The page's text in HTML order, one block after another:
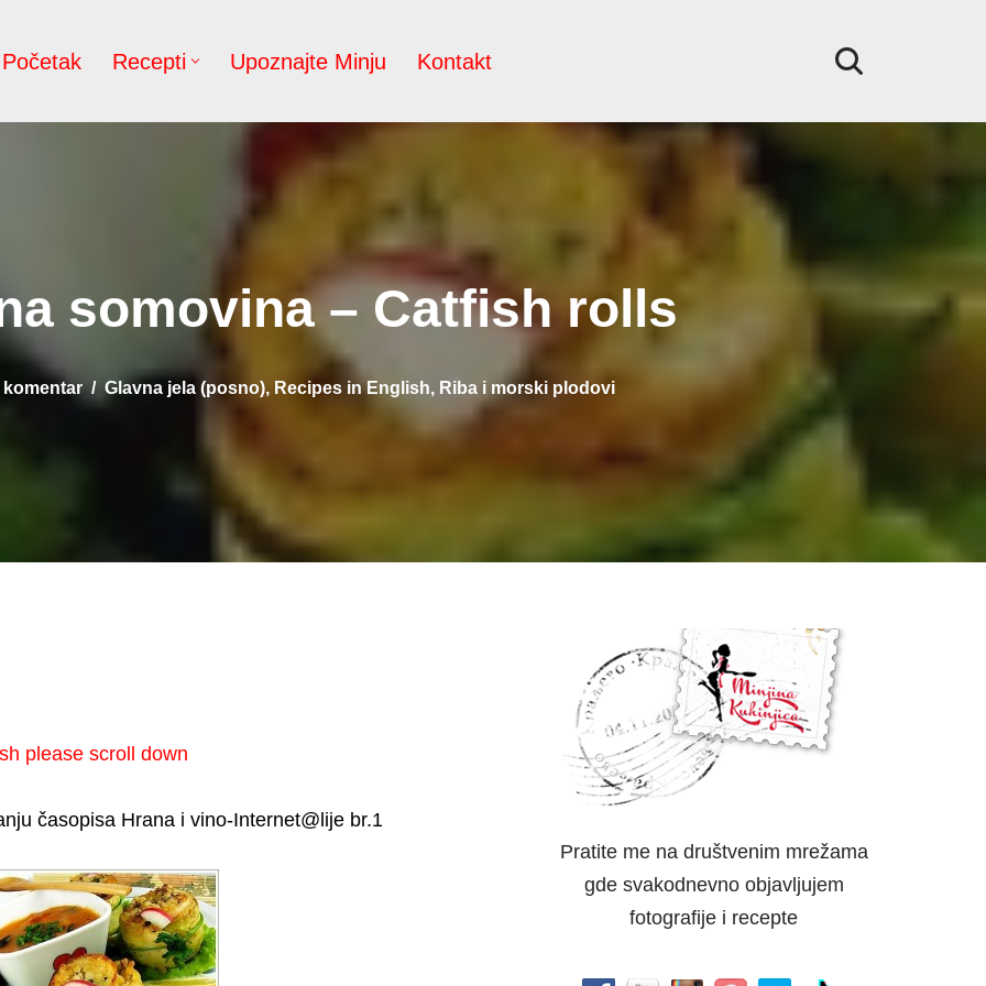
Početak Recepti Upoznajte Minju Kontakt
somovina – Catfish rolls
komentar Glavna jela (posno), Recipes in English, Riba i morski plodovi
please scroll down
časopisa Hrana i vino-Internet@lije br.1
Pratite me na društvenim mrežama
gde svakodnevno objavljujem
fotografije i recepte